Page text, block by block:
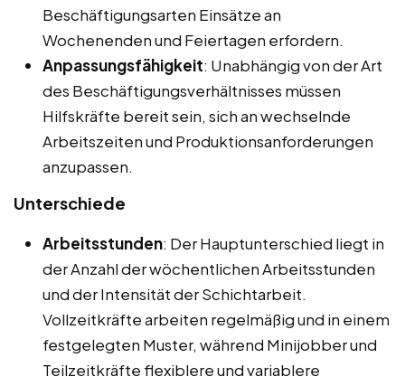
Beschäftigungsarten Einsätze an
Wochenenden und Feiertagen erfordern.
Anpassungsfähigkeit: Unabhängig von der Art
des Beschäftigungsverhältnisses müssen
Hilfskräfte bereit sein, sich an wechselnde
Arbeitszeiten und Produktionsanforderungen
anzupassen.
Unterschiede
Arbeitsstunden: Der Hauptunterschied liegt in
der Anzahl der wöchentlichen Arbeitsstunden
und der Intensität der Schichtarbeit.
Vollzeitkräfte arbeiten regelmäßig und in einem
festgelegten Muster, während Minijobber und
Teilzeitkräfte flexiblere und variablere